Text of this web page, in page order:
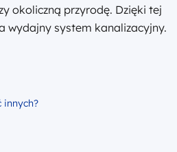
okoliczną przyrodę. Dzięki tej
wydajny system kanalizacyjny.
innych?